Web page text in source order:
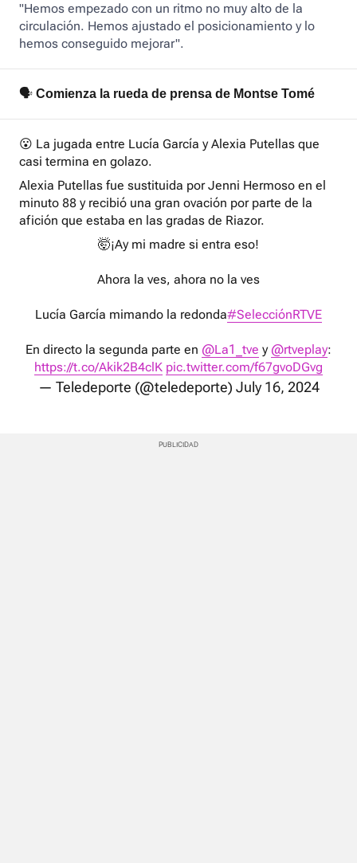
"Hemos empezado con un ritmo no muy alto de la
circulación. Hemos ajustado el posicionamiento y lo
hemos conseguido mejorar".
🗣️ Comienza la rueda de prensa de Montse Tomé
😮 La jugada entre Lucía García y Alexia Putellas que
casi termina en golazo.
Alexia Putellas fue sustituida por Jenni Hermoso en el
minuto 88 y recibió una gran ovación por parte de la
afición que estaba en las gradas de Riazor.
🤯¡Ay mi madre si entra eso!
Ahora la ves, ahora no la ves
Lucía García mimando la redonda#SelecciónRTVE
En directo la segunda parte en @La1_tve y @rtveplay:
https://t.co/Akik2B4clK pic.twitter.com/f67gvoDGvg
— Teledeporte (@teledeporte) July 16, 2024